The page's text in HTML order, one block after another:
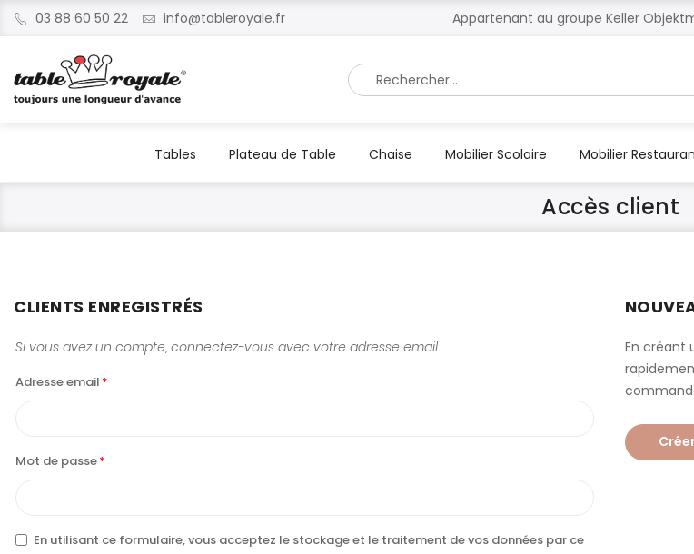
03 88 60 50 22 info@tableroyale.fr Appartenant au groupe Keller
Rechercher
Tables Plateau de Table Chaise Mobilier Scolaire Mobilier
Accès client
CLIENTS ENREGISTRÉS
Si vous avez un compte, connectez-vous avec votre adresse email.
Adresse email
Mot de passe
En utilisant ce formulaire, vous acceptez le stockage et le traitement de vos données par ce
En créant